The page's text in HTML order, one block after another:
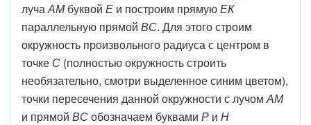
лучаАМбуквой Е и построим прямуюЕК
параллельную прямой ВС. Для этого строим
окружность произвольного радиуса с центром в
точке С (полностью окружность строить
необязательно, смотри выделенное синим цветом),
точки пересечения данной окружности с лучомАМ
и прямой ВСобозначаем буквами Р и Н